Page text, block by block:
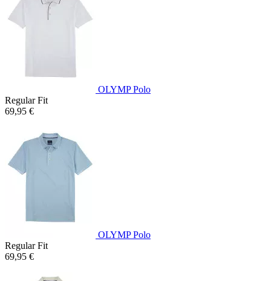
OLYMP Polo
Regular Fit
69,95 €
OLYMP Polo
Regular Fit
69,95 €